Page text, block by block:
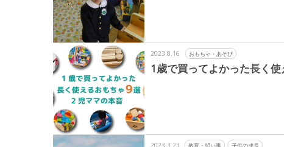
2023.8.16 おもちゃ・あそび
1歳で買ってよかった長く
2023.3.23 教育・習い事 子供の成長